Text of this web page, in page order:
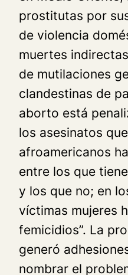
prostitutas por
de violencia
muertes
de mutilaciones
clandestinas de
aborto está
los asesinatos
afroamericanos
entre los que
y los que no; en
víctimas mujeres
femicidios”. La
generó
nombrar el